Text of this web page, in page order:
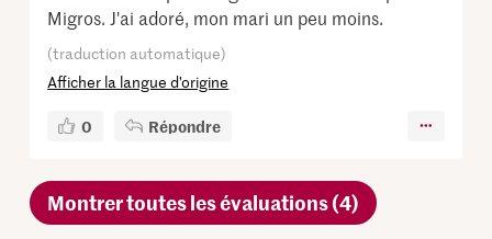
Migros. J'ai adoré, mon mari un peu moins.
(traduction automatique)
Afficher la langue d’origine
0 Répondre
Montrer toutes les évaluations (4)